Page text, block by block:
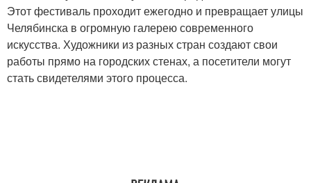
Этот фестиваль проходит ежегодно и превращает улицы
Челябинска в огромную галерею современного
искусства. Художники из разных стран создают свои
работы прямо на городских стенах, а посетители могут
стать свидетелями этого процесса.